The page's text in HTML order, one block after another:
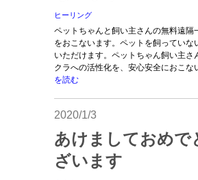
ヒーリング
ペットちゃんと飼い主さんの無料遠隔
をおこないます。ペットを飼っていな
いただけます。ペットちゃん飼い主さ
クラへの活性化を、安心安全におこな
を読む
2020/1/3
あけましておめで
ざいます